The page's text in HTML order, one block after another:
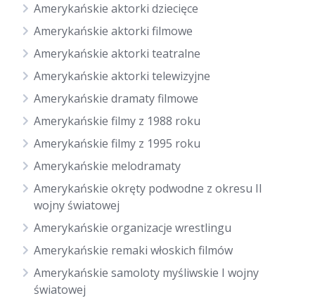
Amerykańskie aktorki dziecięce
Amerykańskie aktorki filmowe
Amerykańskie aktorki teatralne
Amerykańskie aktorki telewizyjne
Amerykańskie dramaty filmowe
Amerykańskie filmy z 1988 roku
Amerykańskie filmy z 1995 roku
Amerykańskie melodramaty
Amerykańskie okręty podwodne z okresu II
wojny światowej
Amerykańskie organizacje wrestlingu
Amerykańskie remaki włoskich filmów
Amerykańskie samoloty myśliwskie I wojny
światowej